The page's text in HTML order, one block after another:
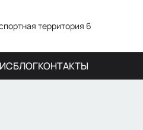
территория 6
БЛОГКОНТАКТЫ